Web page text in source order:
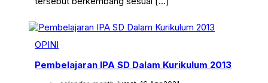
OPINI
Pembelajaran IPA SD Dalam Kurikulum 2013